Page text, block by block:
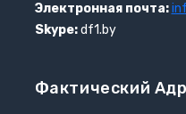
Электронная почта:
Skype:df1.by
Фактический